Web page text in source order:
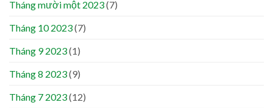
Tháng mười một 2023(7)
Tháng 10 2023(7)
Tháng 9 2023(1)
Tháng 8 2023(9)
Tháng 7 2023(12)